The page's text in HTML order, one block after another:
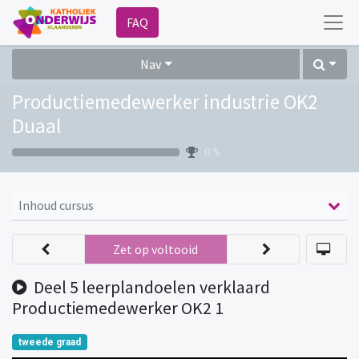
FAQ
Nav
Productiemedewerker industrie OK2
Duaal
0 %
Inhoud cursus
Deel 5 leerplandoelen verklaard
Productiemedewerker OK2 1
Zet op voltooid
tweede graad